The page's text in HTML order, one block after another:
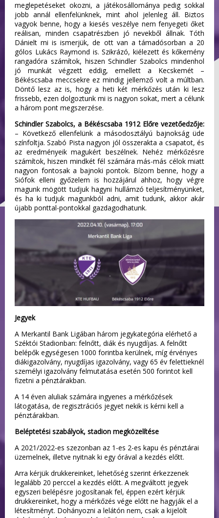
meglepetéseket okozni, a játékosállománya pedig sokkal
jobb annál ellenfelünknek, mint ahol jelenleg áll. Biztos
vagyok benne, hogy a kiesés veszélye nem fenyegeti őket
reálisan, minden csapatrészben jó nevekből állnak. Tóth
Dánielt mi is ismerjük, de ott van a támadósorban a 20
gólos Lukács Raymond is. Szikrázó, kiélezett és kőkemény
rangadóra számítok, hiszen Schindler Szabolcs mindenhol
jó munkát végzett eddig, emellett a Kecskemét –
Békéscsaba meccsekre ez mindig jellemző volt a múltban.
Döntő lesz az is, hogy a heti két mérkőzés után ki lesz
frissebb, ezen dolgoztunk mi is nagyon sokat, mert a célunk
a három pont megszerzése.
Schindler Szabolcs, a Békéscsaba 1912 Előre vezetőedzője:
– Következő ellenfelünk a másodosztályú bajnokság üde
színfoltja. Szabó Pista nagyon jól összerakta a csapatot, és
az eredményeik magukért beszélnek. Nehéz mérkőzésre
számítok, hiszen mindkét fél számára más-más célok miatt
nagyon fontosak a bajnoki pontok. Bízom benne, hogy a
Siófok elleni győzelem is hozzájárul ahhoz, hogy végre
magunk mögött tudjuk hagyni hullámzó teljesítményünket,
és ha ki tudjuk magunkból adni, amit tudunk, akkor akár
újabb ponttal-pontokkal gazdagodhatunk.
Jegyek
A Merkantil Bank Ligában három jegykategória elérhető a
Széktói Stadionban: felnőtt, diák és nyugdíjas. A felnőtt
belépők egységesen 1000 forintba kerülnek, míg érvényes
diákigazolvány, nyugdíjas igazolvány, vagy 65 év felettieknél
személyi igazolvány felmutatása esetén 500 forintot kell
fizetni a pénztárakban.
A 14 éven aluliak számára ingyenes a mérkőzések
látogatása, de regisztrációs jegyet nekik is kérni kell a
pénztárakban.
Beléptetési szabályok, stadion megközelítése
A 2021/2022-es szezonban az 1-es 2-es kapu és pénztárai
üzemelnek, illetve nyitnak ki egy órával a kezdés előtt.
Arra kérjük drukkereinket, lehetőség szerint érkezzenek
legalább 20 perccel a kezdés előtt. A megváltott jegyek
egyszeri belépésre jogosítanak fel, éppen ezért kérjük
drukkereinket, hogy a mérkőzés vége előtt ne hagyják el a
létesítményt. Dohányozni a lelátón nem, csak a kijelölt